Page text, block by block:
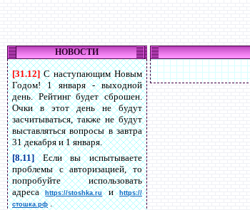
НОВОСТИ
[31.12]С наступающим Новым
Годом! 1 января - выходной
день. Рейтинг будет сброшен.
Очки в этот день не будут
засчитываться, также не будут
выставляться вопросы в завтра
31 декабря и 1 января.
[8.11]Если вы испытываете
проблемы с авторизацией, то
попробуйте использовать
адресаhttps://stoshka.ruиhttps://
стошка.рф.